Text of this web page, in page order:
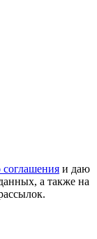
соглашения и даю
а также на